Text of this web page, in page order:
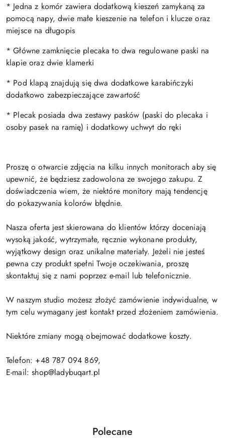
* Jedna z komór zawiera dodatkową kieszeń zamykaną za
pomocą napy, dwie małe kieszenie na telefon i klucze oraz
miejsce na długopis
* Główne zamknięcie plecaka to dwa regulowane paski na
klapie oraz dwie klamerki
* Pod klapą znajdują się dwa dodatkowe karabińczyki
dodatkowo zabezpieczające zawartość
* Plecak posiada dwa zestawy pasków (paski do plecaka i
osoby pasek na ramię) i dodatkowy uchwyt do ręki
Proszę o otwarcie zdjęcia na kilku innych monitorach aby się
upewnić, że będziesz zadowolona ze swojego zakupu. Z
doświadczenia wiem, że niektóre monitory mają tendencję
do pokazywania kolorów błędnie.
Nasza oferta jest skierowana do klientów którzy doceniają
wysoką jakość, wytrzymałe, ręcznie wykonane produkty,
wyjątkowy design oraz unikalne materiały. Jeżeli nie jesteś
pewna czy produkt spełni Twoje oczekiwania, proszę
skontaktuj się z nami poprzez e-mail lub telefonicznie.
W naszym studio możesz złożyć zamówienie indywidualne, w
tym celu wymagany jest kontakt przed złożeniem zamówienia.
Niektóre zmiany mogą obejmować dodatkowe koszty.
Telefon: +48 787 094 869,
E-mail: shop@ladybuqart.pl
Pomiń karuzelę produktów
Produkty
Polecane